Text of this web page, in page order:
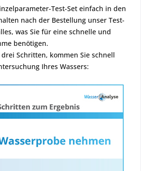
Test-Set einfach in den
nach der Bestellung unser Test-
was Sie für eine schnelle und
benötigen.
Schritten, kommen Sie schnell
Ihres Wassers: